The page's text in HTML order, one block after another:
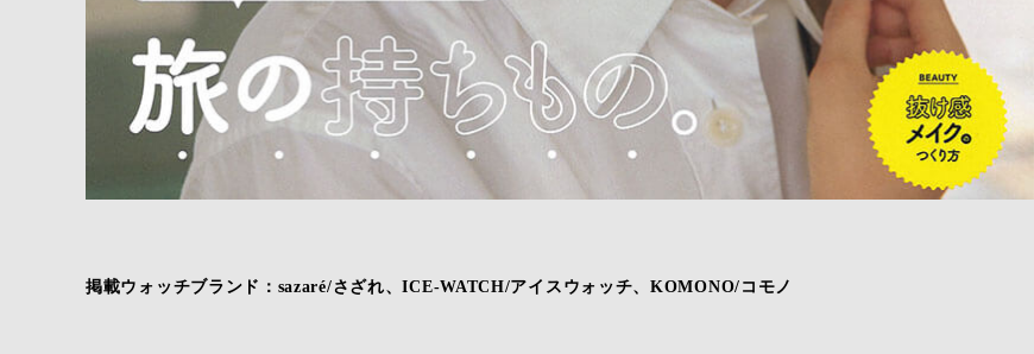
掲載ウォッチブランド：sazaré/さざれ、ICE-WATCH/アイスウォッチ、KOMONO/コモノ